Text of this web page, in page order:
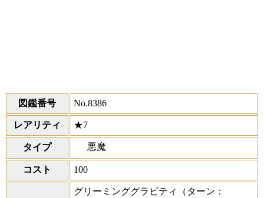
図鑑番号 No.8386
レアリティ ★7
タイプ 悪魔
コスト 100
グリーミンググラビティ
（ターン：